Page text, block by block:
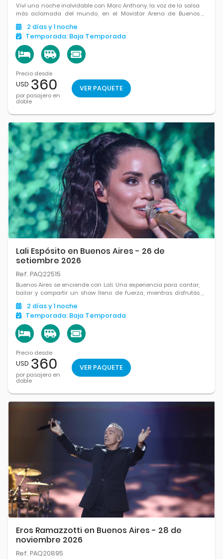
Viví una noche inolvidable con Marc Anthony, la voz de la salsa
más aclamada del mundo, en el Movistar Arena de Buenos
Aires. Un show cargado de emoción, ritmo y grandes éxitos que
marcaron a generaciones enteras.
2 díasy 1 noche
Temporada: Baja Temporada
Precio desde
USD 360
por pasajero en
doble
VER PAQUETE
Lali Espósito en Buenos Aires - 26 de
setiembre 2026
Ref. PAQ22515
Buenos Aires se enciende con Lali. Una experiencia para cantar,
bailar y compartir un show lleno de fuerza, mientras disfrutás
todo lo que la ciudad tiene para ofrecer.
2 díasy 1 noche
Temporada: Baja Temporada
Precio desde
USD 360
por pasajero en
doble
VER PAQUETE
Eros Ramazzotti en Buenos Aires - 28 de
noviembre 2026
Ref. PAQ20895